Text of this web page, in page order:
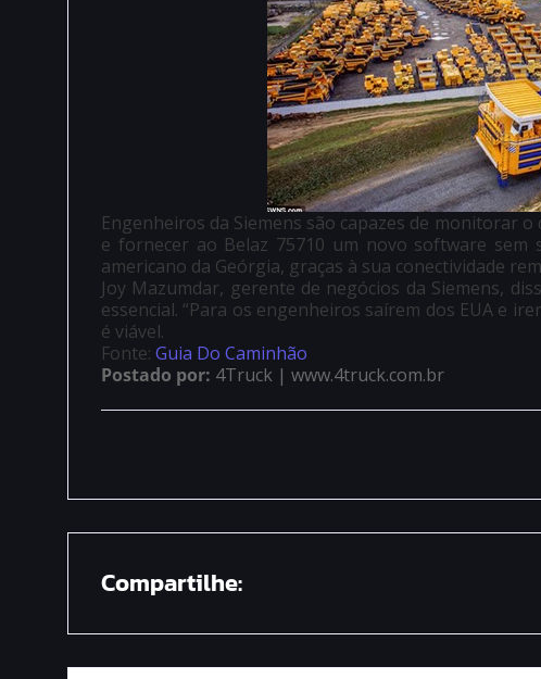
Engenheiros da Siemens são capazes de monitorar
e fornecer ao Belaz 75710 um novo software
americano da Geórgia, graças à sua conectividade
Joy Mazumdar, gerente de negócios da Siemens,
essencial. “Para os engenheiros saírem dos EUA e
é viável.
Fonte: Guia Do Caminhão
Postado por: 4Truck | www.4truck.com.br
Compartilhe: